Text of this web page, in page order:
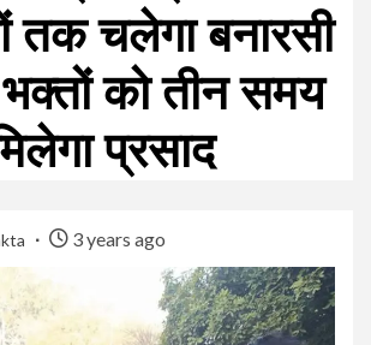
तक चलेगा बनारसी
भक्‍तों को तीन समय
प्रसाद
3 years ago